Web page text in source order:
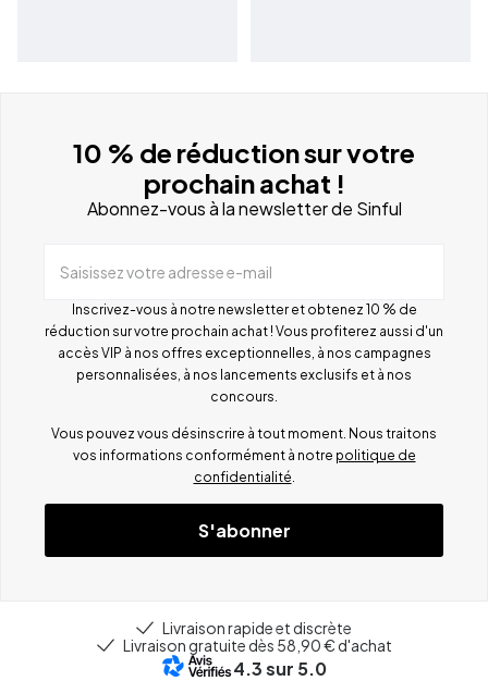
10 % de réduction sur votre
prochain achat !
Abonnez-vous à la newsletter de Sinful
Saisissez votre adresse e-mail
Inscrivez-vous à notre newsletter et obtenez 10 % de
réduction sur votre prochain achat ! Vous profiterez aussi d'un
accès VIP à nos offres exceptionnelles, à nos campagnes
personnalisées, à nos lancements exclusifs et à nos
concours.
Vous pouvez vous désinscrire à tout moment. Nous traitons
vos informations conformément à notre politique de
confidentialité.
S'abonner
Livraison rapide et discrète
Livraison gratuite dès 58,90 € d'achat
4.3sur 5.0